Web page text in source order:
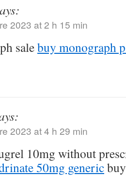
2023 at 2 h 15 min
salebuy monograph
2023 at 4 h 29 min
10mg without
50mg generic